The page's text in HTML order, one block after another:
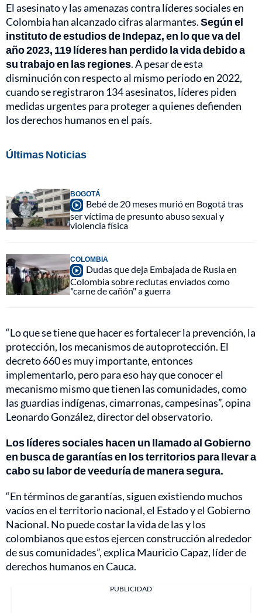
El asesinato y las amenazas contra líderes sociales en
Colombia han alcanzado cifras alarmantes.Según el
instituto de estudios de Indepaz, en lo que va del
año 2023, 119 líderes han perdido la vida debido a
su trabajo en las regiones. A pesar de esta
disminución con respecto al mismo periodo en 2022,
cuando se registraron 134 asesinatos, líderes piden
medidas urgentes para proteger a quienes defienden
los derechos humanos en el país.
Últimas Noticias
BOGOTÁ
Bebé de 20 meses murió en Bogotá tras
ser víctima de presunto abuso sexual y
violencia física
COLOMBIA
Dudas que deja Embajada de Rusia en
Colombia sobre reclutas enviados como
"carne de cañón" a guerra
“Lo que se tiene que hacer es fortalecer la prevención, la
protección, los mecanismos de autoprotección. El
decreto 660 es muy importante, entonces
implementarlo, pero para eso hay que conocer el
mecanismo mismo que tienen las comunidades, como
las guardias indígenas, cimarronas, campesinas”, opina
Leonardo González, director del observatorio.
Los líderes sociales hacen un llamado al Gobierno
en busca de garantías en los territorios para llevar a
cabo su labor de veeduría de manera segura.
“En términos de garantías, siguen existiendo muchos
vacíos en el territorio nacional, el Estado y el Gobierno
Nacional. No puede costar la vida de las y los
colombianos que estos ejercen construcción alrededor
de sus comunidades”, explica Mauricio Capaz, líder de
derechos humanos en Cauca.
PUBLICIDAD